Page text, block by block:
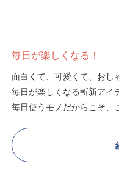
毎日が楽しくなる！
面白くて、可愛くて、おし
毎日が楽しくなる斬新アイ
毎日使うモノだからこそ、